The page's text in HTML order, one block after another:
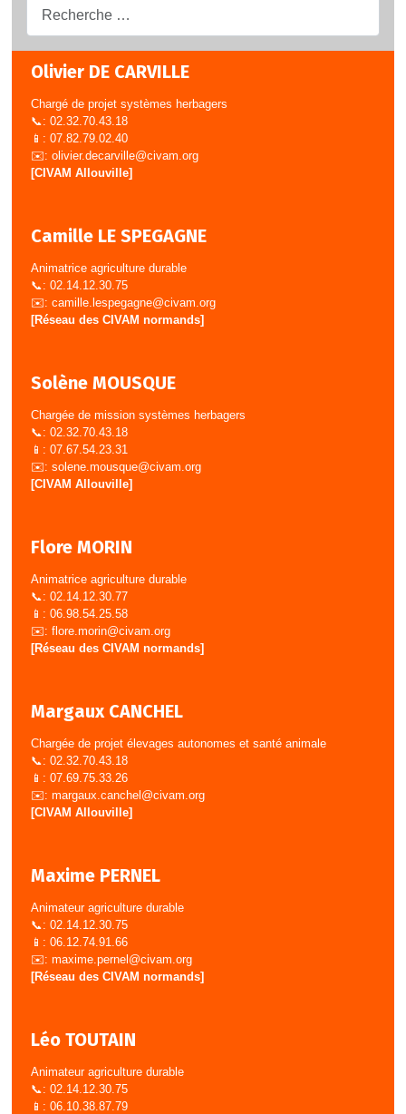
Olivier DE CARVILLE
Chargé de projet systèmes herbagers
📞: 02.32.70.43.18
📱: 07.82.79.02.40
✉️: olivier.decarville@civam.org
[CIVAM Allouville]
Camille LE SPEGAGNE
Animatrice agriculture durable
📞: 02.14.12.30.75
✉️: camille.lespegagne@civam.org
[Réseau des CIVAM normands]
Solène MOUSQUE
Chargée de mission systèmes herbagers
📞: 02.32.70.43.18
📱: 07.67.54.23.31
✉️: solene.mousque@civam.org
[CIVAM Allouville]
Flore MORIN
Animatrice agriculture durable
📞: 02.14.12.30.77
📱: 06.98.54.25.58
✉️: flore.morin@civam.org
[Réseau des CIVAM normands]
Margaux CANCHEL
Chargée de projet élevages autonomes et santé animale
📞: 02.32.70.43.18
📱: 07.69.75.33.26
✉️: margaux.canchel@civam.org
[CIVAM Allouville]
Maxime PERNEL
Animateur agriculture durable
📞: 02.14.12.30.75
📱: 06.12.74.91.66
✉️: maxime.pernel@civam.org
[Réseau des CIVAM normands]
Léo TOUTAIN
Animateur agriculture durable
📞: 02.14.12.30.75
📱: 06.10.38.87.79